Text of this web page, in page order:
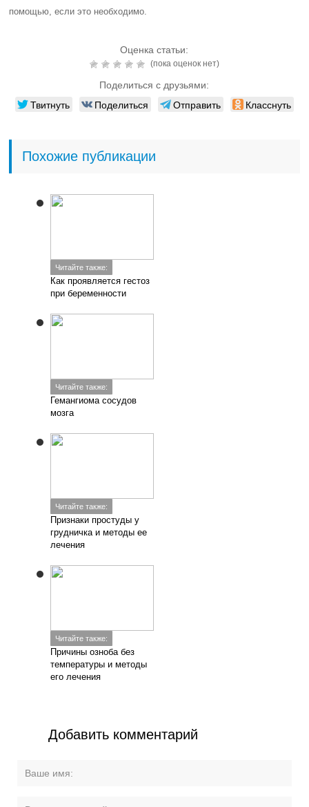
помощью, если это необходимо.
Оценка статьи:
(пока оценок нет)
Поделиться с друзьями:
Твитнуть Поделиться Отправить Класснуть
Похожие публикации
Читайте также:
Как проявляется гестоз
при беременности
Читайте также:
Гемангиома сосудов
мозга
Читайте также:
Признаки простуды у
грудничка и методы ее
лечения
Читайте также:
Причины озноба без
температуры и методы
его лечения
Добавить комментарий